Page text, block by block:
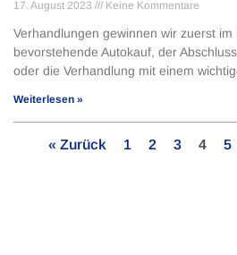
17. August 2023 Keine Kommentare
Verhandlungen gewinnen wir zuerst im
bevorstehende Autokauf, der
oder die Verhandlung mit einem
Weiterlesen »
« Zurück 1 2 3 4 5